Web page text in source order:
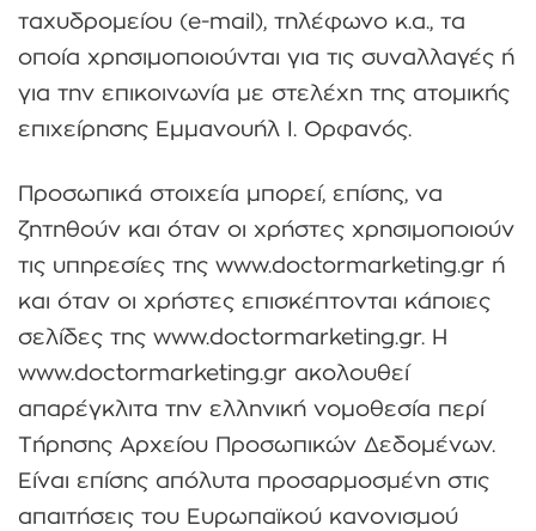
ταχυδρομείου (e-mail), τηλέφωνο κ.α., τα
οποία χρησιμοποιούνται για τις συναλλαγές ή
για την επικοινωνία με στελέχη της ατομικής
επιχείρησης Εμμανουήλ Ι. Ορφανός.
Προσωπικά στοιχεία μπορεί, επίσης, να
ζητηθούν και όταν οι χρήστες χρησιμοποιούν
τις υπηρεσίες της www.doctormarketing.gr ή
και όταν οι χρήστες επισκέπτονται κάποιες
σελίδες της www.doctormarketing.gr. Η
www.doctormarketing.gr ακολουθεί
απαρέγκλιτα την ελληνική νομοθεσία περί
Τήρησης Αρχείου Προσωπικών Δεδομένων.
Είναι επίσης απόλυτα προσαρμοσμένη στις
απαιτήσεις του Ευρωπαϊκού κανονισμού